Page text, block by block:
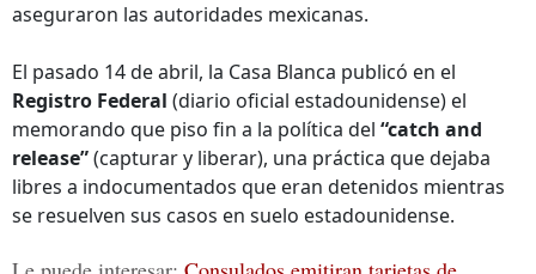
aseguraron las autoridades mexicanas.
El pasado 14 de abril, la Casa Blanca publicó en el
Registro Federal (diario oficial estadounidense) el
memorando que piso fin a la política del “catch and
release”(capturar y liberar), una práctica que dejaba
libres a indocumentados que eran detenidos mientras
se resuelven sus casos en suelo estadounidense.